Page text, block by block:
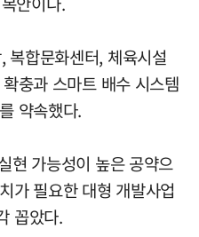
복합문화센터, 체육시설
충과 스마트 배수 시스템
약속했다.
현 가능성이 높은 공약으
가 필요한 대형 개발사업
꼽았다.